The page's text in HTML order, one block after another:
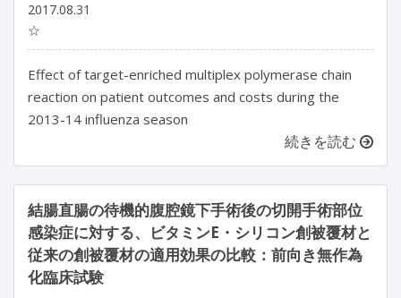
2017.08.31
☆
Effect of target-enriched multiplex polymerase chain
reaction on patient outcomes and costs during the
2013-14 influenza season
続きを読む
結腸直腸の待機的腹腔鏡下手術後の切開手術部位
感染症に対する、ビタミンE・シリコン創被覆材と
従来の創被覆材の適用効果の比較：前向き無作為
化臨床試験